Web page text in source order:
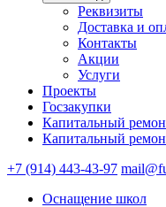
Реквизиты
Доставка и
Контакты
Акции
Услуги
Проекты
Госзакупки
Капитальный
Капитальный
+7 (914) 443-43-97
Оснащение школ